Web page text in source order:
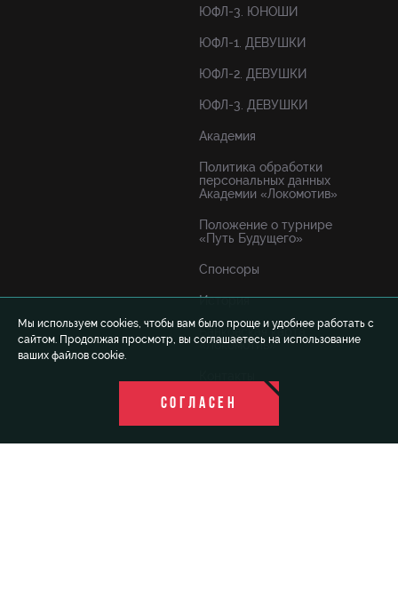
Мы используем cookies, чтобы вам было проще и удобнее работать с
сайтом. Продолжая просмотр, вы соглашаетесь на использование
ваших файлов cookie.
СОГЛАСЕН
ЮФЛ-3. ЮНОШИ
ЮФЛ-1. ДЕВУШКИ
ЮФЛ-2. ДЕВУШКИ
ЮФЛ-3. ДЕВУШКИ
Академия
Политика обработки
персональных данных
Академии «Локомотив»
Положение о турнире
«Путь Будущего»
Спонсоры
История
Банковская карта
«Локомотив»